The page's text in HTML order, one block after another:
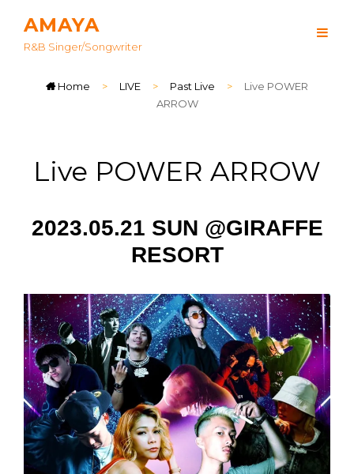
AMAYA
R&B Singer/songwriter
Home > LIVE > Past Live >
Live POWER
ARROW
Live POWER ARROW
2023.05.21 SUN @GIRAFFE
RESORT